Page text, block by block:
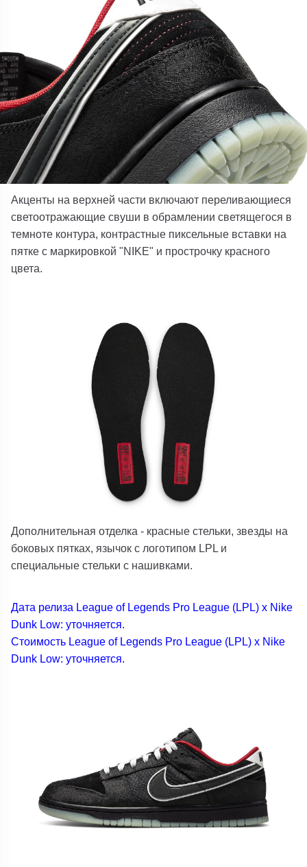
Акценты на верхней части включают переливающиеся
светоотражающие свуши в обрамлении светящегося в
темноте контура, контрастные пиксельные вставки на
пятке с маркировкой "NIKE" и прострочку красного
цвета.
Дополнительная отделка - красные стельки, звезды на
боковых пятках, язычок с логотипом LPL и
специальные стельки с нашивками.
Дата релиза League of Legends Pro League (LPL) x Nike
Dunk Low: уточняется.
Стоимость League of Legends Pro League (LPL) x Nike
Dunk Low: уточняется.